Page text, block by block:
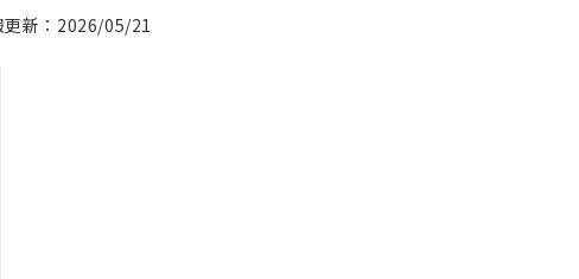
更新：2026/05/21